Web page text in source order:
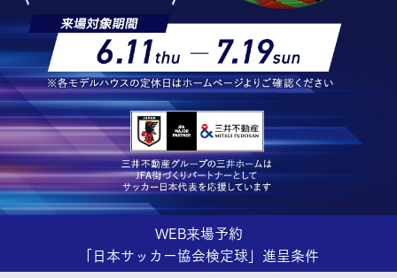
WEB来場予約
「日本サッカー協会検定球」進呈条件